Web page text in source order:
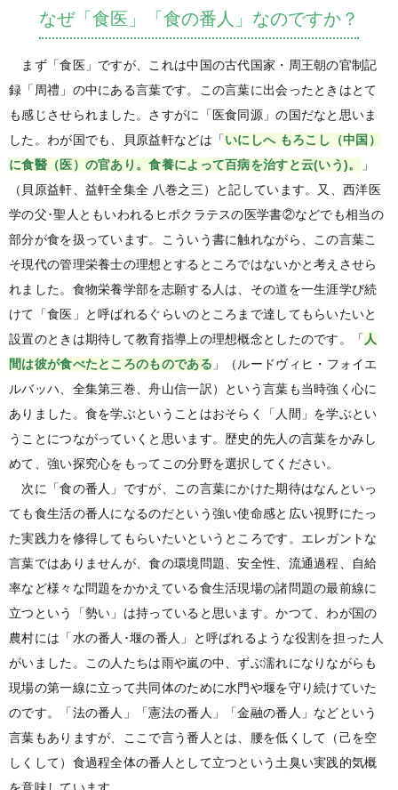
なぜ「食医」「食の番人」なのですか？
まず「食医」ですが、これは中国の古代国家・周王朝の官制記
録「周禮」の中にある言葉です。この言葉に出会ったときはとて
も感じさせられました。さすがに「医食同源」の国だなと思いま
した。わが国でも、貝原益軒などは「いにしへ もろこし（中国）
に食醫（医）の官あり。食養によって百病を治すと云(いう)。
」
（貝原益軒、益軒全集全 八巻之三）と記しています。又、西洋医
学の父･聖人ともいわれるヒポクラテスの医学書②などでも相当の
部分が食を扱っています。こういう書に触れながら、この言葉こ
そ現代の管理栄養士の理想とするところではないかと考えさせら
れました。食物栄養学部を志願する人は、その道を一生涯学び続
けて「食医」と呼ばれるぐらいのところまで達してもらいたいと
設置のときは期待して教育指導上の理想概念としたのです。「 人
間は彼が食べたところのものである 」（ルードヴィヒ・フォイエ
ルバッハ、全集第三巻、舟山信一訳）という言葉も当時強く心に
ありました。食を学ぶということはおそらく「人間」を学ぶとい
うことにつながっていくと思います。歴史的先人の言葉をかみし
めて、強い探究心をもってこの分野を選択してください。
次に「食の番人」ですが、この言葉にかけた期待はなんといっ
ても食生活の番人になるのだという強い使命感と広い視野にたっ
た実践力を修得してもらいたいというところです。エレガントな
言葉ではありませんが、食の環境問題、安全性、流通過程、自給
率など様々な問題をかかえている食生活現場の諸問題の最前線に
立つという「勢い」は持っていると思います。かつて、わが国の
農村には「水の番人･堰の番人」と呼ばれるような役割を担った人
がいました。この人たちは雨や嵐の中、ずぶ濡れになりながらも
現場の第一線に立って共同体のために水門や堰を守り続けていた
のです。「法の番人」「憲法の番人」「金融の番人」などという
言葉もありますが、ここで言う番人とは、腰を低くして（己を空
しくして）食過程全体の番人として立つという土臭い実践的気概